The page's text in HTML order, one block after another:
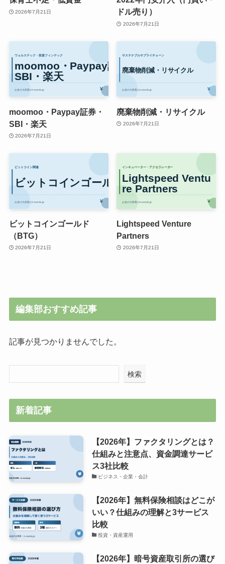
2026年7月21日
ドル売り）
2026年7月21日
moomoo・Paypay証券・
SBI・楽天
2026年7月21日
廃棄物削減・リサイクル
2026年7月21日
ビットコインゴールド
（BTG）
2026年7月21日
Lightspeed Venture
Partners
2026年7月21日
編集部おすすめ記事
記事が見つかりませんでした。
検索
新着記事
【2026年】ファクタリングとは？
仕組みと注意点、資金調達サービ
ス3社比較
ビジネス・企業・会計
【2026年】無料保険相談はどこが
いい？仕組みの理解と3サービス
比較
投資・資産運用
【2026年】暗号資産取引所の選び